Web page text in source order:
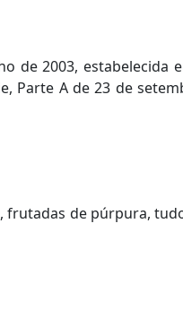
de 2003, estabelecida
Parte A de 23 de
frutadas de púrpura,